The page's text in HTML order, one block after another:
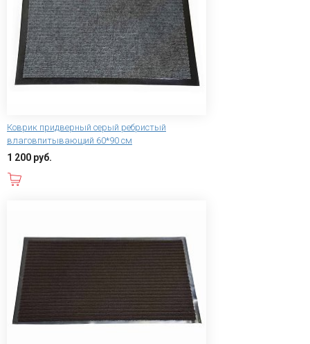
Коврик придверный серый ребристый
влаговпитывающий 60*90 см
1 200 руб.